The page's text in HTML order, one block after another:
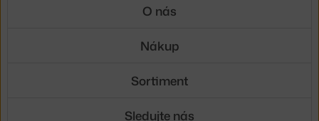
O nás
Nákup
Sortiment
Sledujte nás